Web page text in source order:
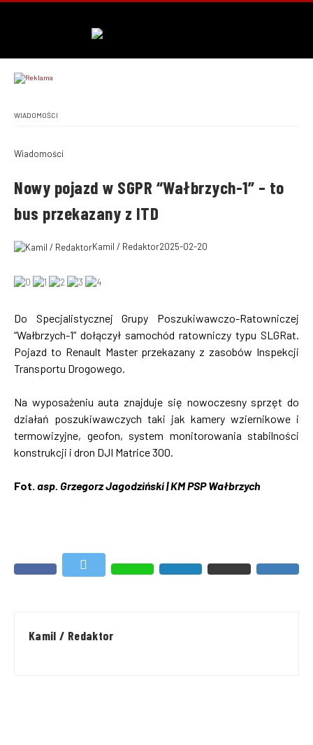
WIADOMOŚCI
Wiadomości
Nowy pojazd w SGPR “Wałbrzych-1” – to
bus przekazany z ITD
Kamil / Redaktor2025-02-20
Do Specjalistycznej Grupy Poszukiwawczo-Ratowniczej
“Wałbrzych-1” dołączył samochód ratowniczy typu SLGRat.
Pojazd to Renault Master przekazany z zasobów Inspekcji
Transportu Drogowego.
Na wyposażeniu auta znajduje się nowoczesny sprzęt do
działań poszukiwawczych taki jak kamery wziernikowe i
termowizyjne, geofon, system monitorowania stabilności
konstrukcji i dron DJI Matrice 300.
Fot. asp. Grzegorz Jagodziński | KM PSP Wałbrzych
Kamil / Redaktor